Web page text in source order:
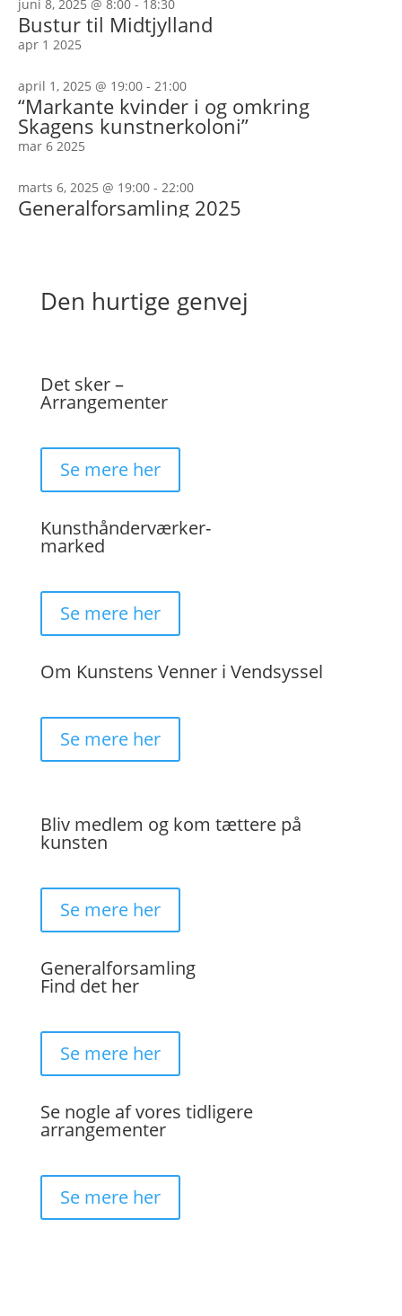
juni 8, 2025 @ 8:00- 18:30
Bustur til Midtjylland
apr 1 2025
april 1, 2025 @ 19:00- 21:00
“Markante kvinder i og omkring
Skagens kunstnerkoloni”
mar 6 2025
marts 6, 2025 @ 19:00- 22:00
Generalforsamling 2025
Den hurtige genvej
Det sker –
Arrangementer
Se mere her
Kunsthånderværker-
marked
Se mere her
Om Kunstens Venner i Vendsyssel
Se mere her
Bliv medlem og kom tættere på
kunsten
Se mere her
Generalforsamling
Find det her
Se mere her
Se nogle af vores tidligere
arrangementer
Se mere her